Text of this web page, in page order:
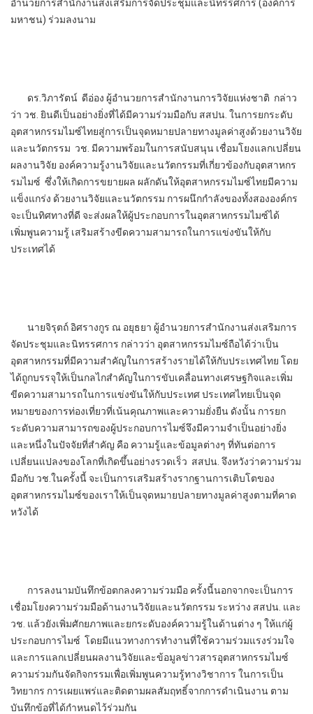
อำนวยการสำนักงานส่งเสริมการจัดประชุมและนิทรรศการ (องค์การ
มหาชน) ร่วมลงนาม
ดร.วิภารัตน์ ดีอ่อง ผู้อำนวยการสำนักงานการวิจัยแห่งชาติ กล่าว
ว่า วช. ยินดีเป็นอย่างยิ่งที่ได้มีความร่วมมือกับ สสปน. ในการยกระดับ
อุตสาหกรรมไมซ์ไทยสู่การเป็นจุดหมายปลายทางมูลค่าสูงด้วยงานวิจัย
และนวัตกรรม วช. มีความพร้อมในการสนับสนุน เชื่อมโยงแลกเปลี่ยน
ผลงานวิจัย องค์ความรู้งานวิจัยและนวัตกรรมที่เกี่ยวข้องกับอุตสาหกร
รมไมซ์ ซึ่งให้เกิดการขยายผล ผลักดันให้อุตสาหกรรมไมซ์ไทยมีความ
แข็งแกร่ง ด้วยงานวิจัยและนวัตกรรม การผนึกกำลังของทั้งสององค์กร
จะเป็นทิศทางที่ดี จะส่งผลให้ผู้ประกอบการในอุตสาหกรรมไมซ์ได้
เพิ่มพูนความรู้ เสริมสร้างขีดความสามารถในการแข่งขันให้กับ
ประเทศได้
นายจิรุตถ์ อิศรางกูร ณ อยุธยา ผู้อำนวยการสำนักงานส่งเสริมการ
จัดประชุมและนิทรรศการ กล่าวว่า อุตสาหกรรมไมซ์ถือได้ว่าเป็น
อุตสาหกรรมที่มีความสำคัญในการสร้างรายได้ให้กับประเทศไทย โดย
ได้ถูกบรรจุให้เป็นกลไกสำคัญในการขับเคลื่อนทางเศรษฐกิจและเพิ่ม
ขีดความสามารถในการแข่งขันให้กับประเทศ ประเทศไทยเป็นจุด
หมายของการท่องเที่ยวที่เน้นคุณภาพและความยั่งยืน ดังนั้น การยก
ระดับความสามารถของผู้ประกอบการไมซ์จึงมีความจำเป็นอย่างยิ่ง
และหนึ่งในปัจจัยที่สำคัญ คือ ความรู้และข้อมูลต่างๆ ที่ทันต่อการ
เปลี่ยนแปลงของโลกที่เกิดขึ้นอย่างรวดเร็ว สสปน. จึงหวังว่าความร่วม
มือกับ วช.ในครั้งนี้ จะเป็นการเสริมสร้างรากฐานการเติบโตของ
อุตสาหกรรมไมซ์ของเราให้เป็นจุดหมายปลายทางมูลค่าสูงตามที่คาด
หวังได้
การลงนามบันทึกข้อตกลงความร่วมมือ ครั้งนี้นอกจากจะเป็นการ
เชื่อมโยงความร่วมมือด้านงานวิจัยและนวัตกรรม ระหว่าง สสปน. และ
วช. แล้วยังเพิ่มศักยภาพและยกระดับองค์ความรู้ในด้านต่าง ๆ ให้แก่ผู้
ประกอบการไมซ์ โดยมีแนวทางการทำงานที่ใช้ความร่วมแรงร่วมใจ
และการแลกเปลี่ยนผลงานวิจัยและข้อมูลข่าวสารอุตสาหกรรมไมซ์
ความร่วมกันจัดกิจกรรมเพื่อเพิ่มพูนความรู้ทางวิชาการ ในการเป็น
วิทยากร การเผยแพร่และติดตามผลสัมฤทธิ์จากการดำเนินงาน ตาม
บันทึกข้อที่ได้กำหนดไว้ร่วมกัน